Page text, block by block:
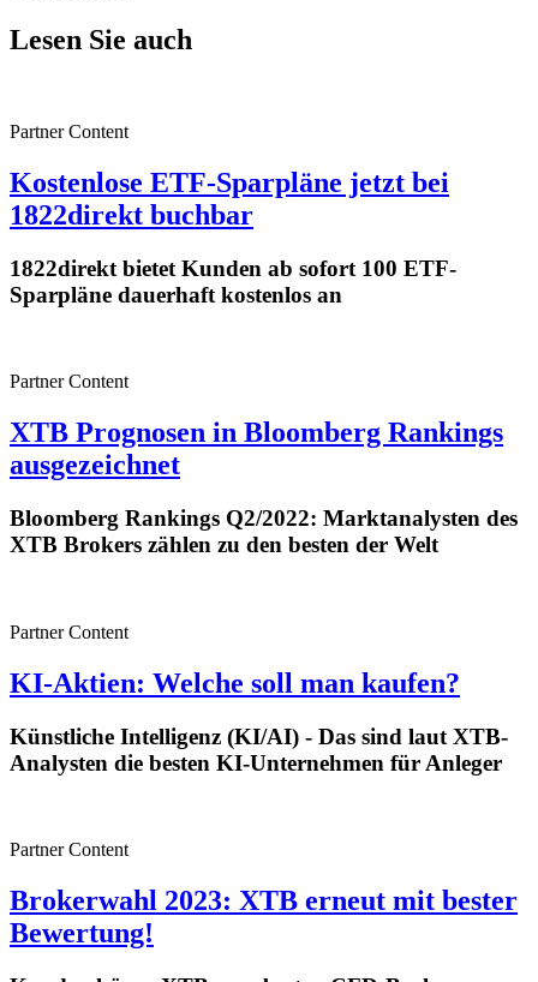
Lesen Sie auch
Partner Content
Kostenlose ETF-Sparpläne jetzt bei
1822direkt buchbar
1822direkt bietet Kunden ab sofort 100 ETF-
Sparpläne dauerhaft kostenlos an
Partner Content
XTB Prognosen in Bloomberg Rankings
ausgezeichnet
Bloomberg Rankings Q2/2022: Marktanalysten des
XTB Brokers zählen zu den besten der Welt
Partner Content
KI-Aktien: Welche soll man kaufen?
Künstliche Intelligenz (KI/AI) - Das sind laut XTB-
Analysten die besten KI-Unternehmen für Anleger
Partner Content
Brokerwahl 2023: XTB erneut mit bester
Bewertung!